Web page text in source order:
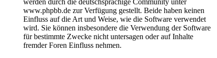
werden durch die deutschsprachige Community unter
www.phpbb.de zur Verfügung gestellt. Beide haben keinen
Einfluss auf die Art und Weise, wie die Software verwendet
wird. Sie können insbesondere die Verwendung der Software
für bestimmte Zwecke nicht untersagen oder auf Inhalte
fremder Foren Einfluss nehmen.